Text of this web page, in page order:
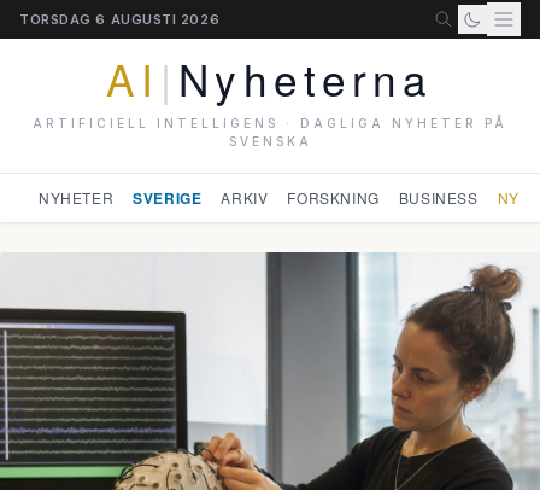
TORSDAG 6 AUGUSTI 2026
AI | Nyheterna
ARTIFICIELL INTELLIGENS · DAGLIGA NYHETER PÅ
SVENSKA
NYHETER SVERIGE ARKIV FORSKNING BUSINESS